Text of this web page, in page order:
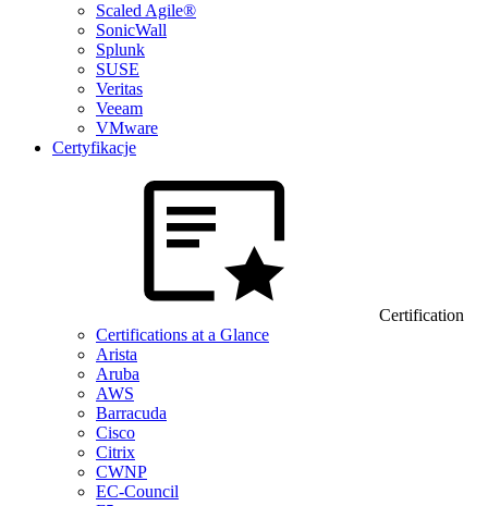
Scaled Agile®
SonicWall
Splunk
SUSE
Veritas
Veeam
VMware
Certyfikacje
Certification
Certifications at a Glance
Arista
Aruba
AWS
Barracuda
Cisco
Citrix
CWNP
EC-Council